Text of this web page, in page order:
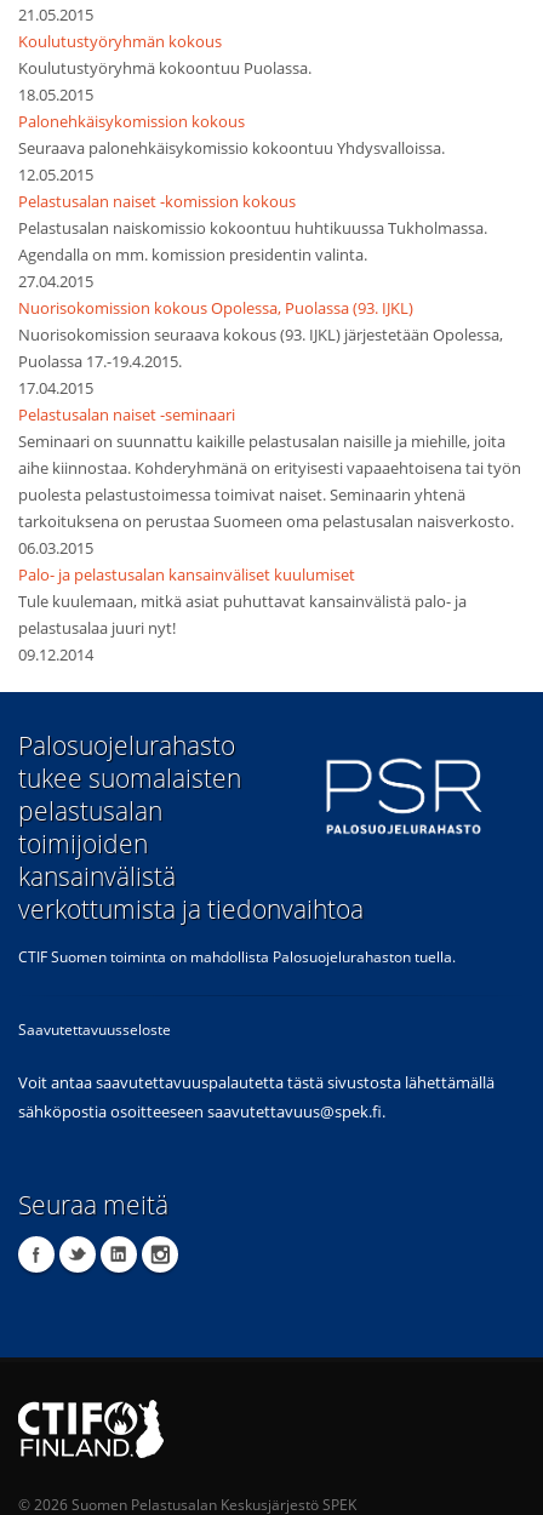
21.05.2015
Koulutustyöryhmän kokous
Koulutustyöryhmä kokoontuu Puolassa.
18.05.2015
Palonehkäisykomission kokous
Seuraava palonehkäisykomissio kokoontuu Yhdysvalloissa.
12.05.2015
Pelastusalan naiset -komission kokous
Pelastusalan naiskomissio kokoontuu huhtikuussa Tukholmassa.
Agendalla on mm. komission presidentin valinta.
27.04.2015
Nuorisokomission kokous Opolessa, Puolassa (93. IJKL)
Nuorisokomission seuraava kokous (93. IJKL) järjestetään Opolessa,
Puolassa 17.-19.4.2015.
17.04.2015
Pelastusalan naiset -seminaari
Seminaari on suunnattu kaikille pelastusalan naisille ja miehille, joita
aihe kiinnostaa. Kohderyhmänä on erityisesti vapaaehtoisena tai työn
puolesta pelastustoimessa toimivat naiset. Seminaarin yhtenä
tarkoituksena on perustaa Suomeen oma pelastusalan naisverkosto.
06.03.2015
Palo- ja pelastusalan kansainväliset kuulumiset
Tule kuulemaan, mitkä asiat puhuttavat kansainvälistä palo- ja
pelastusalaa juuri nyt!
09.12.2014
​Palosuojelurahasto
tukee suomalaisten
pelastusalan
toimijoiden
kansainvälistä
verkottumista ja tiedonvaihtoa
CTIF Suomen toiminta on mahdollista Palosuojelurahaston tuella.
Saavutettavuusseloste
Voit antaa saavutettavuuspalautetta tästä sivustosta lähettämällä
sähköpostia osoitteeseen saavutettavuus@spek.fi.
Seuraa meitä
© 2026 Suomen Pelastusalan Keskusjärjestö SPEK